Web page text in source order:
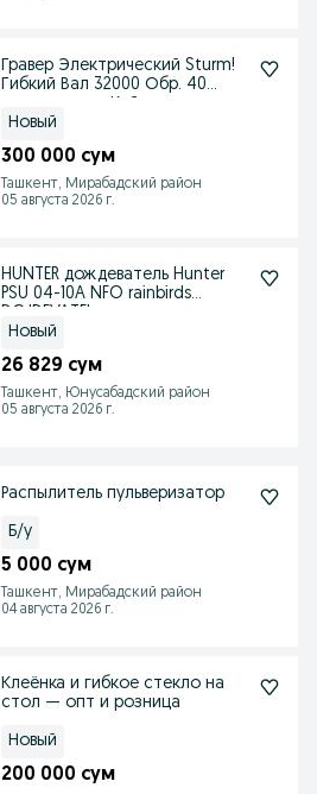
Гравер Электрический Sturm!
Гибкий Вал 32000 Обр. 40
Новый
300 000 сум
Ташкент, Мирабадский район
05 августа 2026 г.
HUNTER дождеватель Hunter
PSU 04-10A NFO rainbirds
Новый
26 829 сум
Ташкент, Юнусабадский район
05 августа 2026 г.
Распылитель пульверизатор
Б/у
5 000 сум
Ташкент, Мирабадский район
04 августа 2026 г.
Клеёнка и гибкое стекло на
стол — опт и розница
Новый
200 000 сум